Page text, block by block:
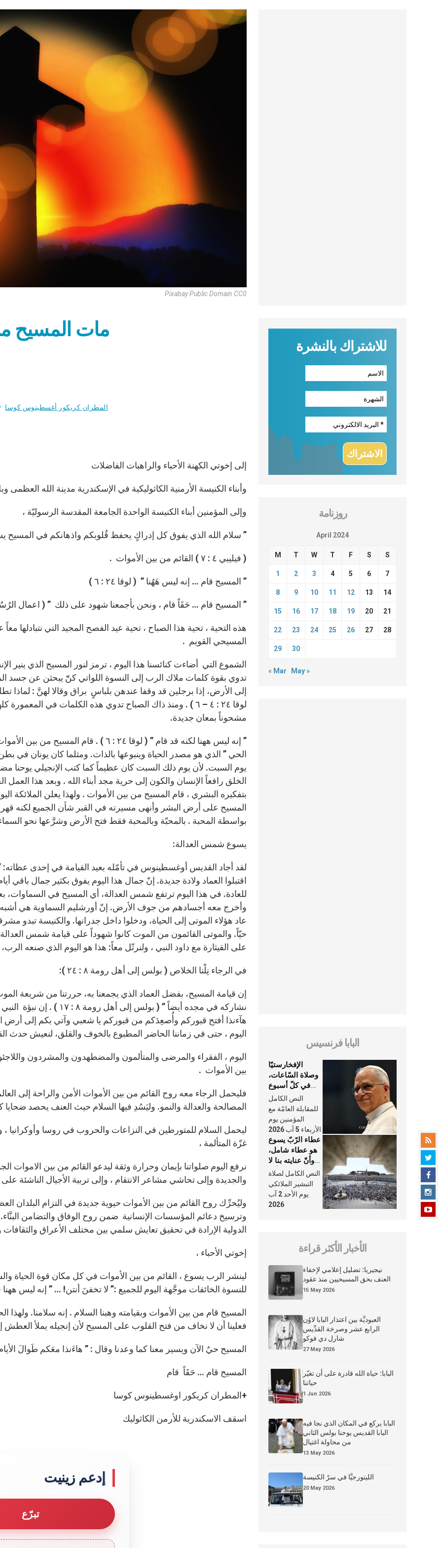
Pixabay Public Domain CC0
مات المسيح
المطران كريكور أغسطينوس كوسا
إلى إخوتي الكهنة الأحباء والراهبات الفاضلات
وأبناء الكنيسة الأرمنية الكاثوليكية في الإسكندرية مدينة الله العظمى
وإلى المؤمنين أبناء الكنيسة الواحدة الجامعة المقدسة الرسوليّة ،
” سلام الله الذي يفوق كل إدراكٍ يحفظ قُلوبكم واذهانكم في المسيح
( فيليبي ٤ : ٧ ) القائم من بين الأموات .
” المسيح قام … إنه ليس هَهُنا ” ( لوقا ٢٤ : ٦ )
” المسيح قام … حَقَاً قام ، ونحن بأجمعنا شهود على ذلك ” ( اعمال الرُسُل ٢ :
هذه التحية ، تحية هذا الصباح ، تحية عيد الفصح المجيد التي نتبادلها
المسيحي القويم .
الشموع التي أضاءت كنائسنا هذا اليوم ، ترمز لنور المسيح الذي ينير
تدوي بقوة كلمات ملاك الرب إلى النسوة اللواتي كنّٓ يبحثن عن جسد
إلى الأرض، إذا برجلين قد وقفا عندهن بلباسٍ براق وقالا لهنَّ : لماذا
لوقا ٢٤ : ٤ – ٦ ) . ومنذ ذاك الصباح تدوي هذه الكلمات في
مشحوناً بمعان جديدة.
” إنه ليس ههنا لكنه قد قام ” ( لوقا ٢٤ : ٦
الحي ” الذي هو مصدر الحياة وينبوعها بالذات. ومثلما كان يونان
يوم السبت. لأن يوم ذلك السبت كان عظيماً كما كتب الإنجيلي يوحنا
الخلق رافعاً الإنسان والكون إلى حرية مجد أبناء الله . وبعد هذا
بتفكيره البشري ، قام المسيح من بين الأموات . ولهذا يعلن الملائكة
المسيح على أرض البشر وأنهى مسيرته في القبر شأن الجميع لكنه
بواسطة المحبة . بالمحبّة وبالمحبة فقط فتح الأرض وشرَّعها نحو
يسوع شمس العدالة:
لقد أجاد القديس أوغسطينوس في تأمّله بعيد القيامة في إحدى عظاته:
اقتبلوا العماد ولادة جديدة. إنّ جمال هذا اليوم يفوق بكثير جمال باقي
للعادة. في هذا اليوم ترتفع شمس العدالة، أي المسيح في السماوات،
وأخرج معه أجسادهم من جوف الأرض. إنّ أورشليم السماوية هي أشبه
عاد هؤلاء الموتى إلى الحياة، ودخلوا داخل جدرانها. والكنيسة تبدو
حيّاً. والموتى القائمون من الموت كانوا شهوداً على قيامة شمس
على القيثارة مع داود النبي ، ولنرتّل معاً: هذا هو اليوم الذي صنعه
في الرجاء نِلْنا الخلاص ( بولس إلى أهل رومة ٨ : ٢٤ ):
نشاركه في مجده أيضاً ” (
هآءنذا أفتح قبوركم وأُصعِدَكم من قبوركم يا شعبي وآتي بكم إلى أرض
اليوم ، حتى في زماننا الحاضر المطبوع بالخوف والقلق، لنعيش حدث
اليوم ، الفقراء والمرضى والمتألمون والمضطهدون والمشردون
بين الأموات .
فليحمل الرجاء معه روح القائم من بين الأموات الأمن والراحة إلى
المصالحة والعدالة والنمو. وليَسُدِ فيها السلام حيث العنف يحصد ضحايا
ليحمل السلام للمتورطين في النزاعات والحروب في روسا وأوكرانيا
غزّة المتألمة ،
نرفع اليوم صلواتنا بإيمان وحرارة وثقة ليدعو القائم من بين الاموات
والجديدة وإلى تحاشي مشاعر الانتقام ، وإلى تربية الأجيال الناشئة
وليُحرِّك روح القائم من بين الأموات حيوية جديدة في التزام البلدان
وترسيخ دعائم المؤسسات الإنسانية ضمن روح الوفاق والتضامن
الدولية الإرادة في تحقيق تعايش سلمي بين مختلف الأعراق والثقافات
إخوتي الأحباء ،
لينشر الرب يسوع ، القائم من بين الأموات في كل مكان قوة الحياة
للنسوة الخائفات موجَّهة اليوم للجميع :” لا تخفنَ أنتن! … ” إنه ليس ههنا
المسيح قام من بين الأموات وبقيامته وهبنا السلام . إنه سلامنا.
فعلينا أن لا نخاف من فتح القلوب على المسيح لأن إنجيله يملأ
المسيح حيٌ الآن ويسير معنا كما وعدنا وقال : ” هاءَنذا معَكم طَوالَ الأيام إلى
المسيح قام … حَقَاً قام
+المطران كريكور اوغسطينوس كوسا
اسقف الاسكندرية للأرمن الكاثوليك
إدعم زينيت
تبرّع
للاشتراك بالنشرة
روزنامة
April 2024
M T W T F S S
1 2 3 4 5 6 7
8 9 10 11 12 13 14
15 16 17 18 19 20 21
22 23 24 25 26 27 28
29 30
« Mar May »
البابا فرنسيس
الإفخارستيّا
وصلاة السّاعات،
في كلّ أسبوع
وكلّ يوم، هما
النَّفَس في حياة
الكنيسة
النص الكامل
للمقابلة العامّة مع
المؤمنين يوم
الأربعاء 5 آب 2026
عطاء الرّبّ يسوع
هو عطاء شامل،
وأنّ عنايته بنا لا
تغيب عنّا أبدًا
النص الكامل لصلاة
التبشير الملائكي
يوم الأحد 2 آب
2026
الأخبار الأكثر قراءة
نيجيريا: تضليل إعلامي لإخفاء
العنف بحق المسيحيين منذ عقود
15 May 2026
العبوديَّة بين اعتذار البابا لاوُن
الرابع عشر وصرخة القدِّيس
شارل دي فوكو
27 May 2026
البابا: حياة الله قادرة على أن تغيّر
حياتنا
1 Jun 2026
البابا يركع في المكان الذي نجا فيه
البابا القديس يوحنا بولس الثاني
من محاولة اغتيال
13 May 2026
الليتورجيَّا في سرّ الكنيسة
20 May 2026